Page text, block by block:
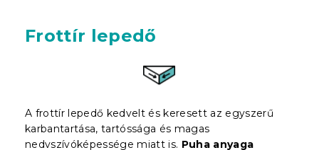
Frottír lepedő
A frottír lepedő kedvelt és keresett az egyszerű
karbantartása, tartóssága és magas
nedvszívóképessége miatt is. Puha anyaga